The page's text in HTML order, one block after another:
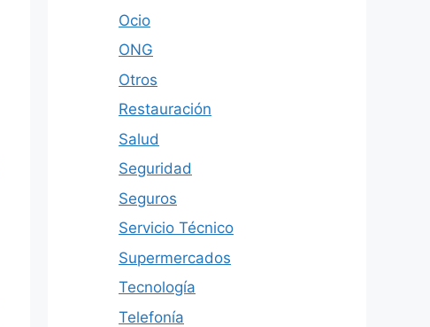
Ocio
ONG
Otros
Restauración
Salud
Seguridad
Seguros
Servicio Técnico
Supermercados
Tecnología
Telefonía